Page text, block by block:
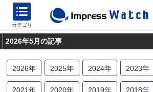
カテゴリ
2026年5月の記事
2026年 2025年 2024年 2023年
2021年 2020年 2019年 2018年